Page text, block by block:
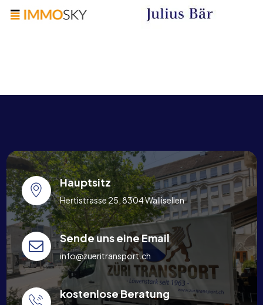
Hauptsitz
Hertistrasse 25, 8304 Wallisellen
Sende uns eine Email
info@zueritransport.ch
kostenlose Beratung